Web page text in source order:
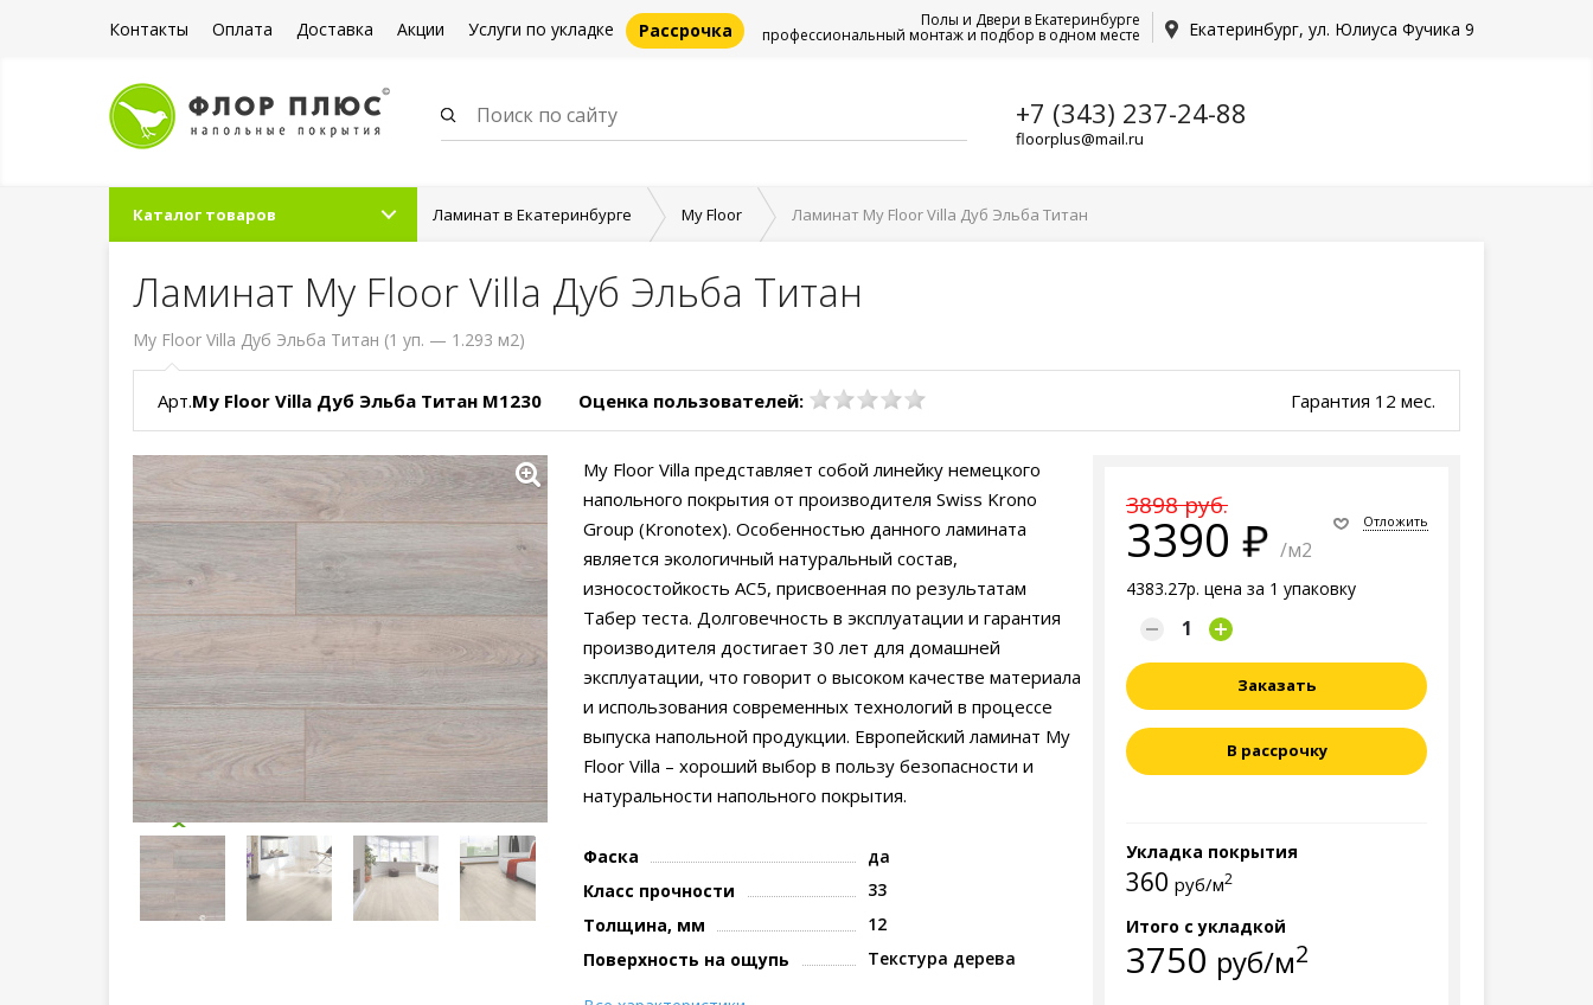
Контакты Оплата Доставка Акции Услуги по укладке Рассрочка Екатеринбург, ул. Юлиуса Фучика 9
Полы и Двери в Екатеринбурге
профессиональный монтаж и подбор в одном месте
+7 (343) 237-24-88
floorplus@mail.ru
Каталог товаров Ламинат в Екатеринбурге My Floor Ламинат My Floor Villa Дуб Эльба Титан
Ламинат My Floor Villa Дуб Эльба Титан
My Floor Villa Дуб Эльба Титан (1 уп. — 1.293 м2)
Арт.My Floor Villa Дуб Эльба Титан M1230 Оценка пользователей: Гарантия 12 мес.
3898 руб.
3390 /м2
4383.27р. цена за 1 упаковку
Отложить
Заказать
В рассрочку
Укладка покрытия
360 руб/м2
Итого с укладкой
3750 руб/м2
My Floor Villa представляет собой линейку немецкого
напольного покрытия от производителя Swiss Krono
Group (Kronotex). Особенностью данного ламината
является экологичный натуральный состав,
износостойкость АС5, присвоенная по результатам
Табер теста. Долговечность в эксплуатации и гарантия
производителя достигает 30 лет для домашней
эксплуатации, что говорит о высоком качестве материала
и использования современных технологий в процессе
выпуска напольной продукции. Европейский ламинат My
Floor Villa – хороший выбор в пользу безопасности и
натуральности напольного покрытия.
Фаска
да
Класс прочности
33
Толщина, мм
12
Поверхность на ощупь
Текстура дерева